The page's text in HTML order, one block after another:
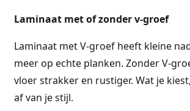
Laminaat met of zonder v-groef
Laminaat met V-groef heeft kleine
meer op echte planken. Zonder V-
vloer strakker en rustiger. Wat je
af van je stijl.